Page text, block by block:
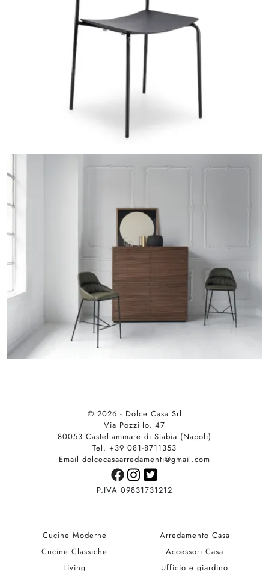
© 2026 - Dolce Casa Srl
Via Pozzillo, 47
80053 Castellammare di Stabia (Napoli)
Tel. +39 081-8711353
Email dolcecasaarredamenti@gmail.com
P.IVA 09831731212
Cucine Moderne
Cucine Classiche
Living
Arredamento Casa
Accessori Casa
Ufficio e giardino